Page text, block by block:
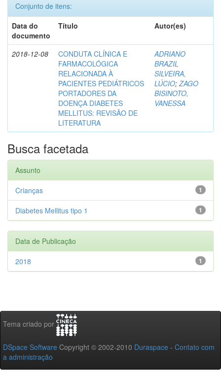
Conjunto de itens:
Data do
documento
Título Autor(es)
2018-12-08
CONDUTA CLÍNICA E
FARMACOLÓGICA
RELACIONADA À
PACIENTES PEDIÁTRICOS
PORTADORES DA
DOENÇA DIABETES
MELLITUS: REVISÃO DE
LITERATURA
ADRIANO
BRAZIL
SILVEIRA,
LÚCIO;ZAGO
BISINOTO,
VANESSA
Busca facetada
Assunto
1
Crianças
1
Diabetes Mellitus tipo 1
Data de Publicação
1
2018
Tema criado por
DSpace Software Copyright © 2002-2010 Duraspace - Contato com
a administração